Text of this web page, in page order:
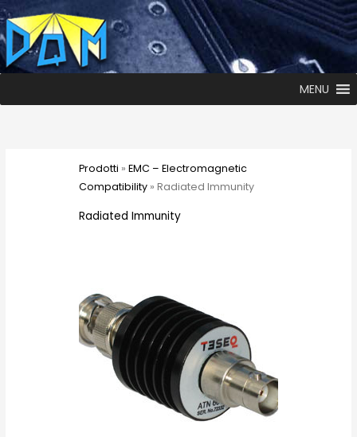
MENU
Prodotti » EMC – Electromagnetic
Compatibility» Radiated Immunity
Radiated Immunity